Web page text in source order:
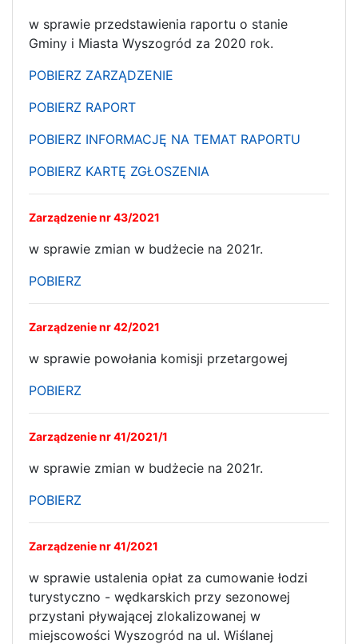
w sprawie przedstawienia raportu o stanie
Gminy i Miasta Wyszogród za 2020 rok.
POBIERZ ZARZĄDZENIE
POBIERZ RAPORT
POBIERZ INFORMACJĘ NA TEMAT RAPORTU
POBIERZ KARTĘ ZGŁOSZENIA
Zarządzenie nr 43/2021
w sprawie zmian w budżecie na 2021r.
POBIERZ
Zarządzenie nr 42/2021
w sprawie powołania komisji przetargowej
POBIERZ
Zarządzenie nr 41/2021/1
w sprawie zmian w budżecie na 2021r.
POBIERZ
Zarządzenie nr 41/2021
w sprawie ustalenia opłat za cumowanie łodzi
turystyczno - wędkarskich przy sezonowej
przystani pływającej zlokalizowanej w
miejscowości Wyszogród na ul. Wiślanej